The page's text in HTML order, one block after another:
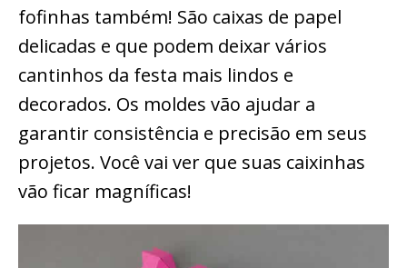
fofinhas também! São caixas de papel
delicadas e que podem deixar vários
cantinhos da festa mais lindos e
decorados. Os moldes vão ajudar a
garantir consistência e precisão em seus
projetos. Você vai ver que suas caixinhas
vão ficar magníficas!